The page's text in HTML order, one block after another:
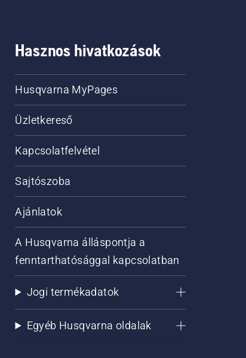
Hasznos hivatkozások
Husqvarna MyPages
Üzletkereső
Kapcsolatfelvétel
Sajtószoba
Ajánlatok
A Husqvarna álláspontja a
fenntarthatósággal kapcsolatban
Jogi termékadatok
Egyéb Husqvarna oldalak